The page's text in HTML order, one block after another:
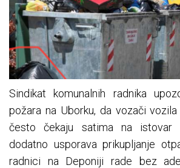
Sindikat komunalnih radnika
požara na Uborku, da vozači
često čekaju satima na istovar
dodatno usporava prikupljanje
radnici na Deponiji rade bez